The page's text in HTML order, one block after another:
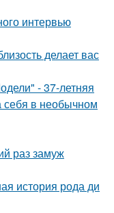
интервью
делает вас
- 37-летняя
в необычном
раз замуж
история рода ди